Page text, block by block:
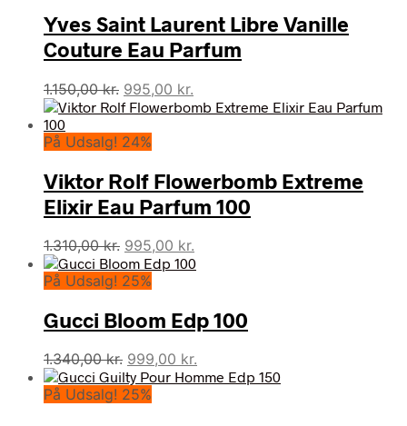
Yves Saint Laurent Libre Vanille
Couture Eau Parfum
1.150,00kr. Den
oprindelige
var:
995,00 kr.
aktuelle
På Udsalg! 24%
Viktor Rolf Flowerbomb Extreme
Elixir Eau Parfum 100
1.310,00kr. Den
oprindelige
pris
1.310,00 kr..
995,00 kr.
aktuelle
995,00 kr..
På Udsalg! 25%
Gucci Bloom Edp 100
1.340,00kr. Den
oprindelige
pris
999,00 kr.
aktuelle
På Udsalg! 25%